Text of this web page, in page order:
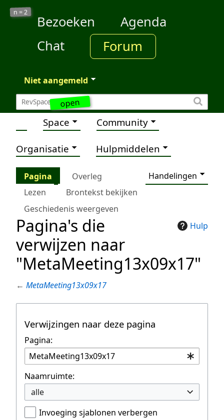
open
n =2
Bezoeken
Agenda
Chat
Forum
Niet aangemeld
Space Community
Organisatie Hulpmiddelen
Pagina Overleg
Handelingen
Lezen
Brontekst bekijken
Geschiedenis weergeven
Hulp
Pagina's die
verwijzen naar
"MetaMeeting13x09x17"
← MetaMeeting13x09x17
Verwijzingen naar deze pagina
Pagina:
Naamruimte:
alle
Invoeging sjablonen verbergen